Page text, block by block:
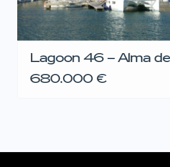
Lagoon 46 – Alma
680.000 €